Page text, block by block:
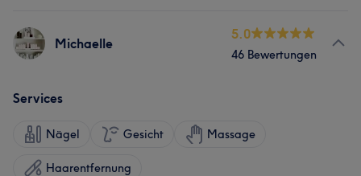
Michaelle
5.0
46 Bewertungen
Services
Nägel Gesicht Massage
Haarentfernung